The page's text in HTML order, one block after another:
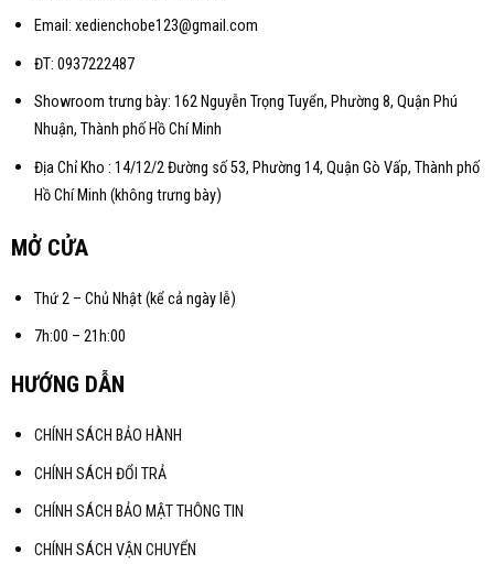
Email: xedienchobe123@gmail.com
ĐT: 0937222487
Showroom trưng bày: 162 Nguyễn Trọng Tuyển, Phường 8, Quận Phú
Nhuận, Thành phố Hồ Chí Minh
Địa Chỉ Kho : 14/12/2 Đường số 53, Phường 14, Quận Gò Vấp, Thành phố
Hồ Chí Minh (không trưng bày)
MỞ CỬA
Thứ 2 – Chủ Nhật (kể cả ngày lễ)
7h:00 – 21h:00
HƯỚNG DẪN
CHÍNH SÁCH BẢO HÀNH
CHÍNH SÁCH ĐỔI TRẢ
CHÍNH SÁCH BẢO MẬT THÔNG TIN
CHÍNH SÁCH VẬN CHUYỂN